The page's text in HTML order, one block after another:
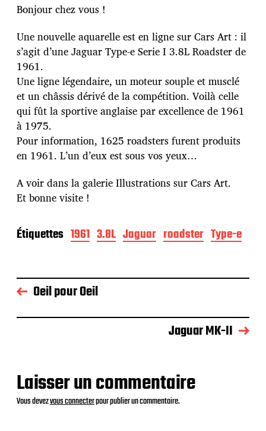
Bonjour chez vous !
Une nouvelle aquarelle est en ligne sur Cars Art : il
s’agit d’une Jaguar Type-e Serie I 3.8L Roadster de
1961.
Une ligne légendaire, un moteur souple et musclé
et un châssis dérivé de la compétition. Voilà celle
qui fût la sportive anglaise par excellence de 1961
à 1975.
Pour information, 1625 roadsters furent produits
en 1961. L’un d’eux est sous vos yeux…
A voir dans la galerie Illustrations sur Cars Art.
Et bonne visite !
Étiquettes 1961 3.8L Jaguar roadster Type-e
Oeil pour Oeil
Jaguar MK-II
Laisser un commentaire
Vous devezvous connecterpour publier un commentaire.